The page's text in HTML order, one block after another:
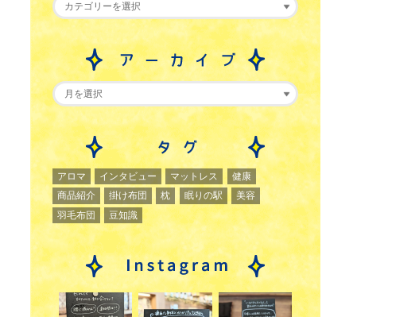
アロマ インタビュー マットレス
健康
商品紹介
掛け布団 枕 眠りの駅
美容
羽毛布団
豆知識